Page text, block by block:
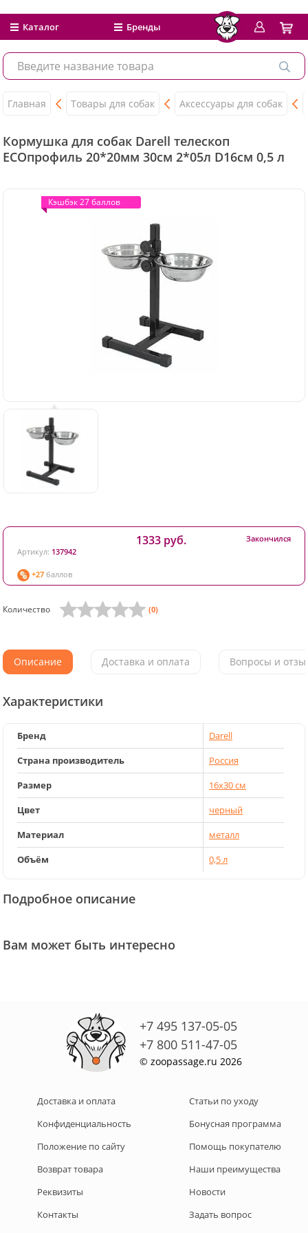
Каталог Бренды
Главная Товары для собак Аксессуары для собак
Кормушка для собак Darell телескоп
ЕСОпрофиль 20*20мм 30см 2*05л D16см 0,5 л
Кэшбэк 27 баллов
Кэшбэк 27 баллов
Артикул: 137942
+27 баллов
1333 руб. Закончился
Количество (0)
Описание Доставка и оплата Вопросы и
Характеристики
Бренд
Darell
Страна производитель
Россия
Размер
16х30 см
Цвет
черный
Материал
металл
Объём
0,5 л
Подробное описание
Вам может быть интересно
+7 495 137-05-05
+7 800 511-47-05
© zoopassage.ru 2026
Доставка и оплата
Конфиденциальность
Положение по сайту
Возврат товара
Реквизиты
Контакты
Статьи по уходу
Бонусная программа
Помощь покупателю
Наши преимущества
Новости
Задать вопрос